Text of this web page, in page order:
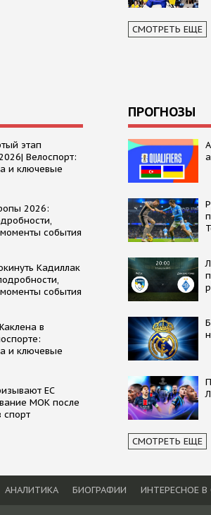
СМОТРЕТЬ ЕЩЕ
этап
Велоспорт:
и ключевые
2026:
события
Кадиллак
события
в
и ключевые
ЕС
МОК после
спорт
ПРОГНОЗЫ
СМОТРЕТЬ ЕЩЕ
АНАЛИТИКА БИОГРАФИИ ИНТЕРЕСНОЕ В